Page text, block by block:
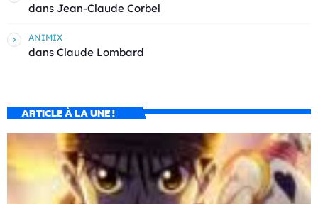
dans Jean-Claude Corbel
ANIMIX
dans Claude Lombard
ARTICLE À LA UNE !